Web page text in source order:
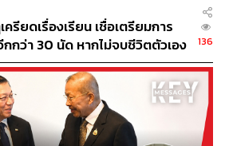
งยุติธรรมสหรัฐฯ ถูกจับตามองว่า
องผู้นำพรรคคอมมิวนิสต์คิวบา ใน
กับแรงกดดันอย่างหนักจากรัฐบาล
บดีโดนัลด์ ทรัมป์ ที่ต้องการให้คิวบา
รเมืองและเศรษฐกิจครั้งสำคัญ เพื่อ
งแบบพรรคเดียว
รียดเรื่องเรียน เชื่อเตรียมการ
กว่า 30 นัด หากไม่จบชีวิตตัวเอง
136